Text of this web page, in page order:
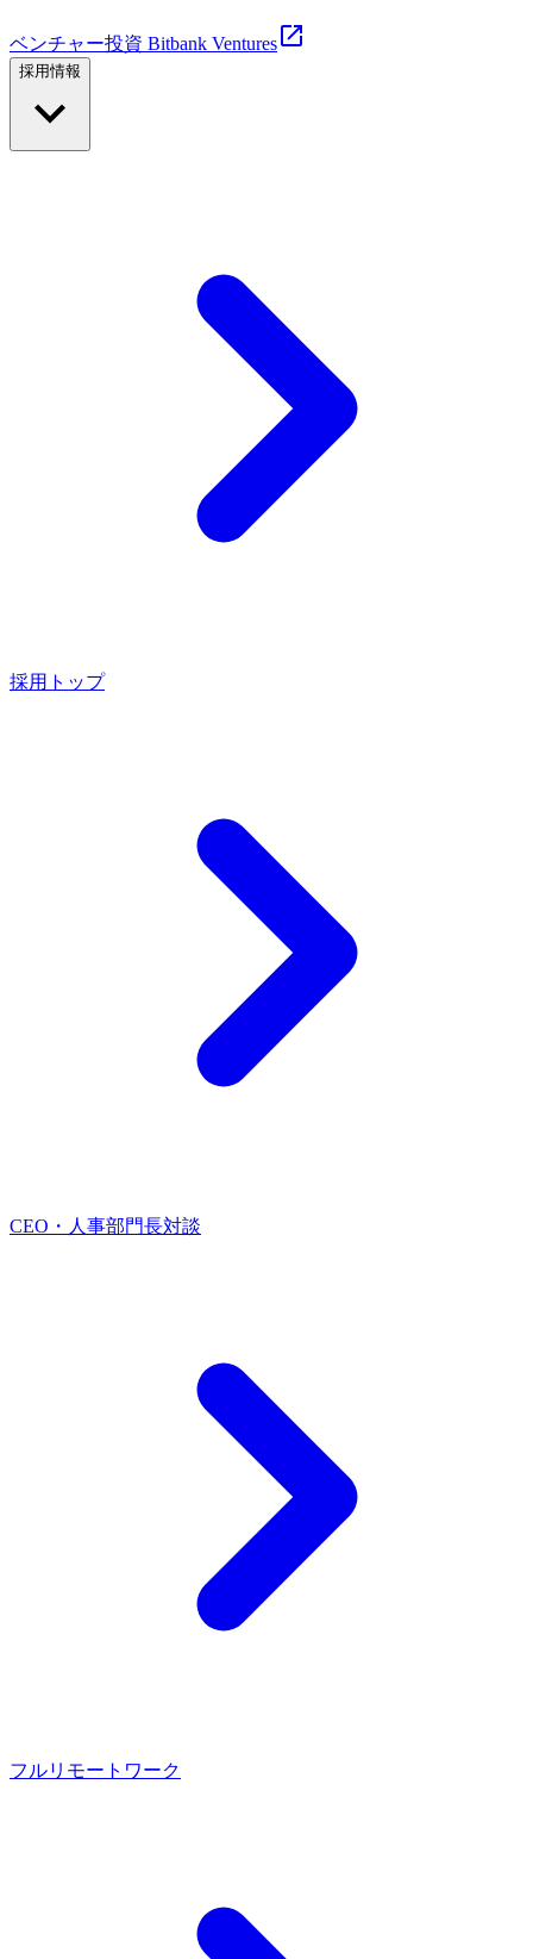
ベンチャー投資 Bitbank Ventures
採用情報
採用トップ
CEO・人事部門長対談
フルリモートワーク